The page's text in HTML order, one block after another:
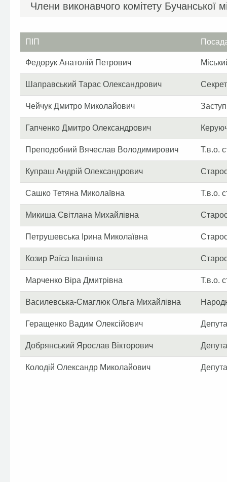
Члени виконавчого комітету Бучанської
ПІП
Федорук Анатолій Петрович
Шаправський Тарас Олександрович
Чейчук Дмитро Миколайович
Гапченко Дмитро Олександрович
Преподобний Вячеслав Володимирович Т.в.о.
Купраш Андрій Олександрович
Сашко Тетяна Миколаївна Т.в.о.
Микиша Світлана Михайлівна
Петрушевська Ірина Миколаївна
Козир Раїса Іванівна
Марченко Віра Дмитрівна Т.в.о.
Василевська-Смаглюк Ольга Михайлівна
Геращенко Вадим Олексійович
Добрянський Ярослав Вікторович
Колодій Олександр Миколайович